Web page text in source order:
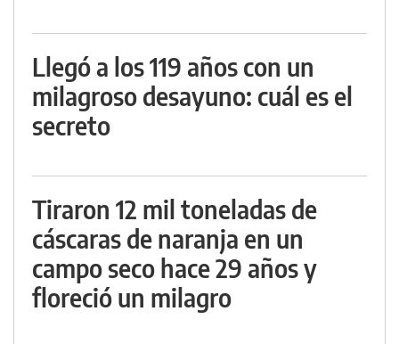
Llegó a los 119 años con un
milagroso desayuno: cuál es el
secreto
Tiraron 12 mil toneladas de
cáscaras de naranja en un
campo seco hace 29 años y
floreció un milagro